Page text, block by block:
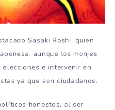
Sasaki Roshi, quien
aunque los monjes
e intervenir en
ya que son ciudadanos.
honestos, al ser